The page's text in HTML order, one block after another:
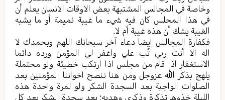
وخاصة في المجالس المشتبهة بعض الاوقات الانسان یعلم أن
في هذا المحلس کان فيه شيء ما غیبة نمیمة أو ما یشبه
الغیبة یشك أن هذه غیبة أم لا.
فکفارة المجالس ایضا دعاء آخر سبحانك اللهم وبحمدك لا
اله الا أنت ربي تُب علي واغفر لي المؤمن ورده دائما
الاستغفار اذا قام من مجلس اذا ارتکب خطیئة ولو محتملة
یلهج بذکر الله عزوجل ومن هنا ننصح اخواننا المؤمنین بعد
الصلوات الواجبة بعد السجدة الشکر ولو لمرة واحدة هذه
اللیلة خذوها تذکرة وذکری وهدیه؛ بعد سجدة الشکر بعد کل